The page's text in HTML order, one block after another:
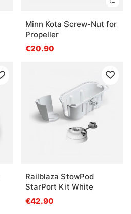
Minn Kota Screw-Nut for
Propeller
€20.90
Railblaza StowPod
StarPort Kit White
€42.90